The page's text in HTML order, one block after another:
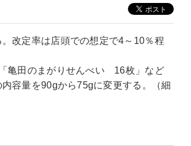
改定率は店頭での想定で4～10％程
亀田のまがりせんべい 16枚」など
容量を90gから75gに変更する。（細